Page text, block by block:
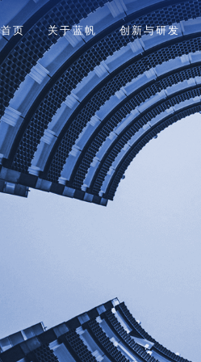
首页 关于蓝帆 创新与研发